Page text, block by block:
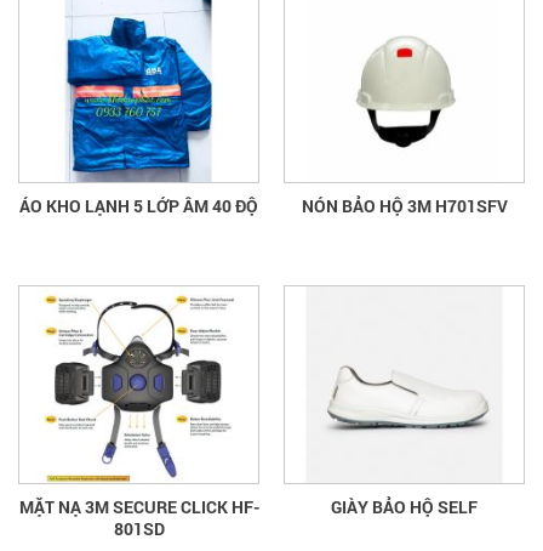
ÁO KHO LẠNH 5 LỚP ÂM 40 ĐỘ NÓN BẢO HỘ 3M H701SFV
MẶT NẠ 3M SECURE CLICK HF-
801SD
GIÀY BẢO HỘ SELF